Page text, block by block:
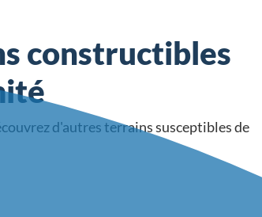
constructibles
d'autres terrains susceptibles de